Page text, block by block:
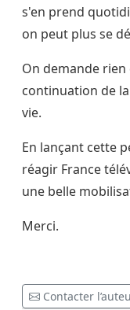
s'en prend
on peut plus se
On demande
continuation de
vie.
En lançant cette
réagir France
une belle
Merci.
Contacter